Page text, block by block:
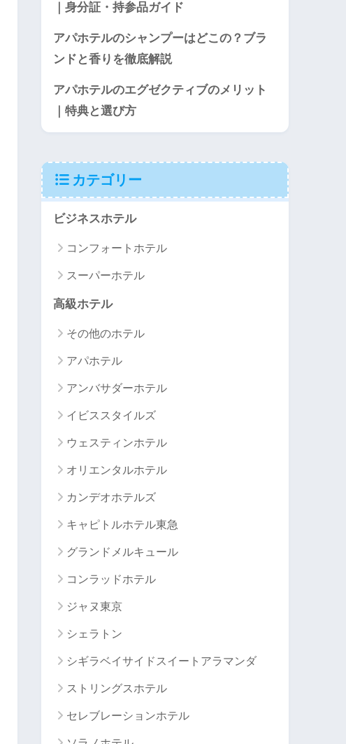
｜身分証・持参品ガイド
アパホテルのシャンプーはどこの？ブラ
ンドと香りを徹底解説
アパホテルのエグゼクティブのメリット
｜特典と選び方
カテゴリー
ビジネスホテル
コンフォートホテル
スーパーホテル
高級ホテル
その他のホテル
アパホテル
アンバサダーホテル
イビススタイルズ
ウェスティンホテル
オリエンタルホテル
カンデオホテルズ
キャピトルホテル東急
グランドメルキュール
コンラッドホテル
ジャヌ東京
シェラトン
シギラベイサイドスイートアラマンダ
ストリングスホテル
セレブレーションホテル